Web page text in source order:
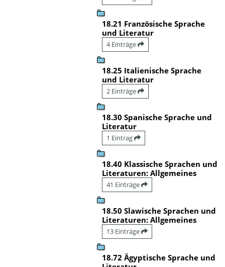
18.21 Französische Sprache
und Literatur
4 Einträge
18.25 Italienische Sprache
und Literatur
2 Einträge
18.30 Spanische Sprache und
Literatur
1 Eintrag
18.40 Klassische Sprachen und
Literaturen: Allgemeines
41 Einträge
18.50 Slawische Sprachen und
Literaturen: Allgemeines
13 Einträge
18.72 Ägyptische Sprache und